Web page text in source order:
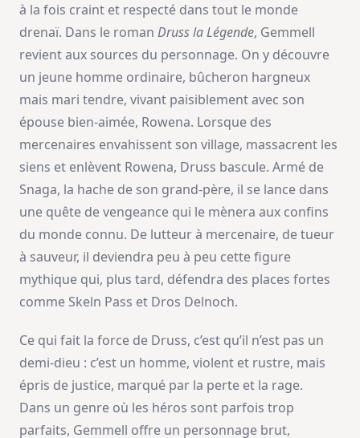
à la fois craint et respecté dans tout le monde
drenaï. Dans le roman Druss la Légende, Gemmell
revient aux sources du personnage. On y découvre
un jeune homme ordinaire, bûcheron hargneux
mais mari tendre, vivant paisiblement avec son
épouse bien-aimée, Rowena. Lorsque des
mercenaires envahissent son village, massacrent les
siens et enlèvent Rowena, Druss bascule. Armé de
Snaga, la hache de son grand-père, il se lance dans
une quête de vengeance qui le mènera aux confins
du monde connu. De lutteur à mercenaire, de tueur
à sauveur, il deviendra peu à peu cette figure
mythique qui, plus tard, défendra des places fortes
comme Skeln Pass et Dros Delnoch.
Ce qui fait la force de Druss, c’est qu’il n’est pas un
demi-dieu : c’est un homme, violent et rustre, mais
épris de justice, marqué par la perte et la rage.
Dans un genre où les héros sont parfois trop
parfaits, Gemmell offre un personnage brut,